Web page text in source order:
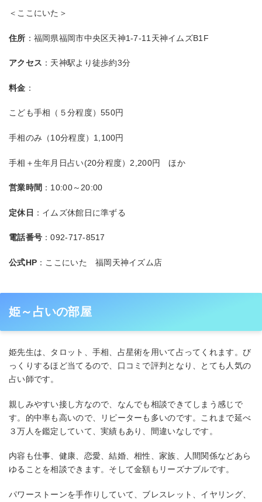
＜ここにいた＞
住所 ：福岡県福岡市中央区天神1-7-11天神イムズB1F
アクセス ：天神駅より徒歩約3分
料金 ：
こども手相（５分程度）550円
手相のみ（10分程度）1,100円
手相＋生年月日占い(20分程度）2,200円 ほか
営業時間 ：10:00～20:00
定休日 ：イムズ休館日に準ずる
電話番号 ：092-717-8517
公式HP ：ここにいた 福岡天神イズム店
姫～占いの部屋
姫先生は、タロット、手相、占星術を用いて占ってくれます。び
っくりするほど当てるので、口コミで評判となり、とても人気の
占い師です。
親しみやすい接し方なので、なんでも相談できてしまう感じで
す。的中率も高いので、リピーターも多いのです。これまで延べ
３万人を鑑定していて、実績もあり、間違いなしです。
内容も仕事、健康、恋愛、結婚、相性、家族、人間関係などあら
ゆることを相談できます。そして金額もリーズナブルです。
パワーストーンを手作りしていて、ブレスレット、イヤリング、